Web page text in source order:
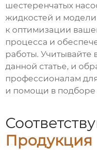
шестеренчатых
жидкостей и модели
к оптимизации
процесса и
работы. Учитывайте
данной статье, и
профессионалам
и помощи в подборе
Продукция